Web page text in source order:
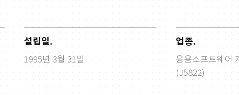
설립일.
1995년 3월 31일
업종.
응용소프트웨어
(J5822)